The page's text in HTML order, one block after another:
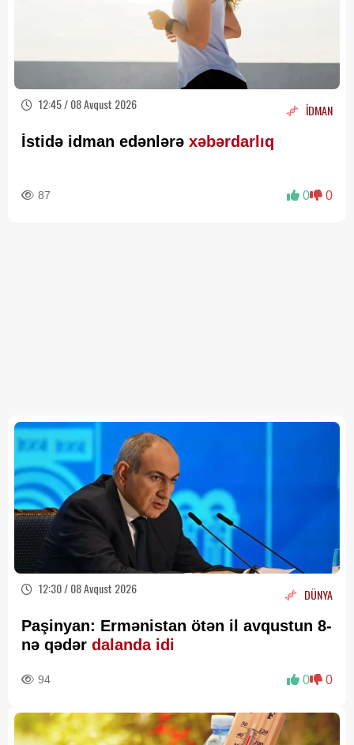
12:45 / 08 Avqust 2026 İDMAN
İstidə idman edənlərə xəbərdarlıq
87 0 0
12:30 / 08 Avqust 2026 DÜNYA
Paşinyan: Ermənistan ötən il avqustun 8-
nə qədər dalanda idi
94 0 0